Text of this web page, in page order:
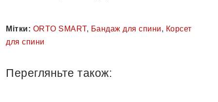
Мітки: ORTO SMART, Бандаж для спини, Корсет
для спини
Перегляньте також: